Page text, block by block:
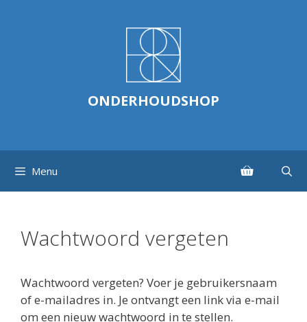
ONDERHOUDSHOP
Menu
Wachtwoord vergeten
Wachtwoord vergeten? Voer je gebruikersnaam
of e-mailadres in. Je ontvangt een link via e-mail
om een nieuw wachtwoord in te stellen.